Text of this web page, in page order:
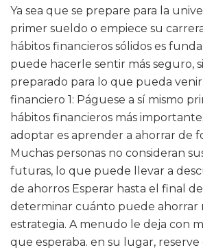
Ya sea que se prepare para la
primer sueldo o empiece su
hábitos financieros sólidos es
puede hacerle sentir más seguro,
preparado para lo que pueda
financiero 1: Páguese a sí mismo
hábitos financieros más
adoptar es aprender a ahorrar de
Muchas personas no consideran
futuras, lo que puede llevar a
de ahorros Esperar hasta el final
determinar cuánto puede ahorrar
estrategia. A menudo le deja con
que esperaba. en su lugar, reserve